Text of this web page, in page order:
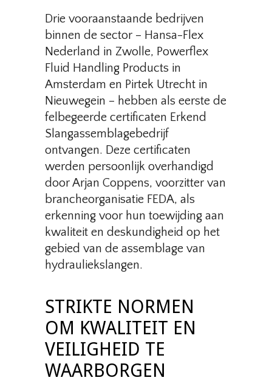
Drie vooraanstaande bedrijven
binnen de sector – Hansa-Flex
Nederland in Zwolle, Powerflex
Fluid Handling Products in
Amsterdam en Pirtek Utrecht in
Nieuwegein – hebben als eerste de
felbegeerde certificaten Erkend
Slangassemblagebedrijf
ontvangen. Deze certificaten
werden persoonlijk overhandigd
door Arjan Coppens, voorzitter van
brancheorganisatie FEDA, als
erkenning voor hun toewijding aan
kwaliteit en deskundigheid op het
gebied van de assemblage van
hydrauliekslangen.
STRIKTE NORMEN
OM KWALITEIT EN
VEILIGHEID TE
WAARBORGEN